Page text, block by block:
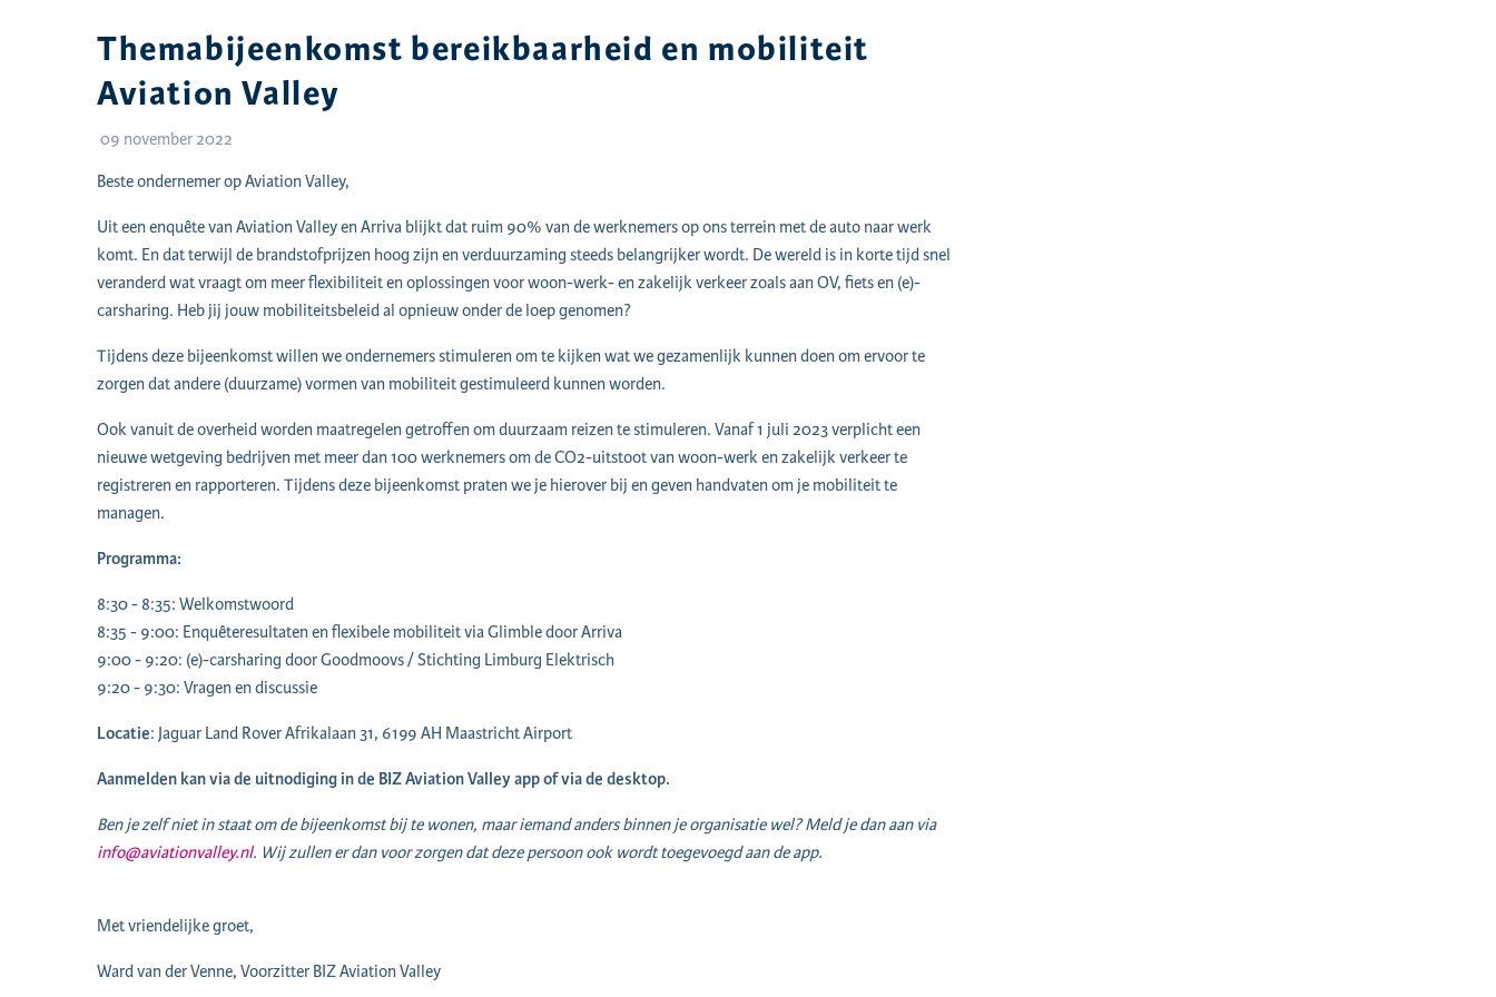
Themabijeenkomst bereikbaarheid en mobiliteit
Aviation Valley
09 november 2022
Beste ondernemer op Aviation Valley,
Uit een enquête van Aviation Valley en Arriva blijkt dat ruim 90% van de werknemers op ons terrein met de auto naar werk
komt. En dat terwijl de brandstofprijzen hoog zijn en verduurzaming steeds belangrijker wordt. De wereld is in korte tijd snel
veranderd wat vraagt om meer flexibiliteit en oplossingen voor woon-werk- en zakelijk verkeer zoals aan OV, fiets en (e)-
carsharing. Heb jij jouw mobiliteitsbeleid al opnieuw onder de loep genomen?
Tijdens deze bijeenkomst willen we ondernemers stimuleren om te kijken wat we gezamenlijk kunnen doen om ervoor te
zorgen dat andere (duurzame) vormen van mobiliteit gestimuleerd kunnen worden.
Ook vanuit de overheid worden maatregelen getroffen om duurzaam reizen te stimuleren. Vanaf 1 juli 2023 verplicht een
nieuwe wetgeving bedrijven met meer dan 100 werknemers om de CO2-uitstoot van woon-werk en zakelijk verkeer te
registreren en rapporteren. Tijdens deze bijeenkomst praten we je hierover bij en geven handvaten om je mobiliteit te
managen.
Programma:
8:30 - 8:35: Welkomstwoord
8:35 - 9:00: Enquêteresultaten en flexibele mobiliteit via Glimble door Arriva
9:00 - 9:20: (e)-carsharing door Goodmoovs / Stichting Limburg Elektrisch
9:20 - 9:30: Vragen en discussie
Locatie: Jaguar Land Rover Afrikalaan 31, 6199 AH Maastricht Airport
Aanmelden kan via de uitnodiging in de BIZ Aviation Valley app of via de desktop.
Ben je zelf niet in staat om de bijeenkomst bij te wonen, maar iemand anders binnen je organisatie wel? Meld je dan aan via
info@aviationvalley.nl. Wij zullen er dan voor zorgen dat deze persoon ook wordt toegevoegd aan de app.
Met vriendelijke groet,
Ward van der Venne, Voorzitter BIZ Aviation Valley